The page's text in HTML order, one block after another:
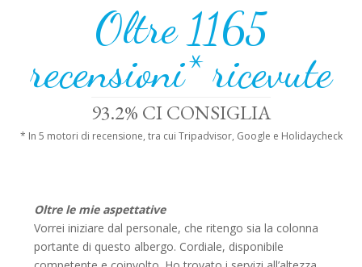
Oltre 1165
recensioni* ricevute
93.2% CI CONSIGLIA
* In 5 motori di recensione, tra cui Tripadvisor, Google e Holidaycheck
Oltre le mie aspettative
Vorrei iniziare dal personale, che ritengo sia la colonna
portante di questo albergo. Cordiale, disponibile